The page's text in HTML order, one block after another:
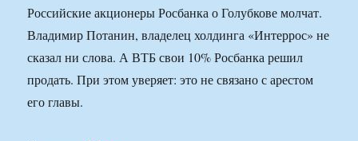
Российские акционеры Росбанка о Голубкове молчат.
Владимир Потанин, владелец холдинга «Интеррос» не
сказал ни слова. А ВТБ свои 10% Росбанка решил
продать. При этом уверяет: это не связано с арестом
его главы.